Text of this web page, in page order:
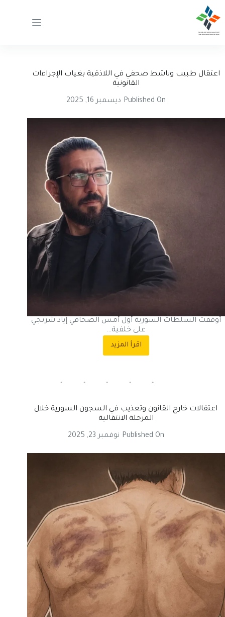
التجاوز
إلى
المحتوى
اعتقال طبيب وناشط صحفي في اللاذقية بغياب الإجراءات
القانونية
Published On ديسمبر 16, 2025
أوقفت السلطات السورية أول أمس الصحافي إياد شربجي
على خلفية…
اقرأ المزيد
اعتقال
طبيب
الإجراءات
القانونية
اعتقالات خارج القانون وتعذيب في السجون السورية خلال
المرحلة الانتقالية
Published On نوفمبر 23, 2025